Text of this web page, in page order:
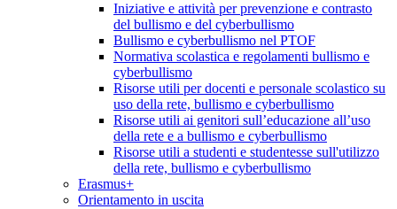
Iniziative e attività per prevenzione e contrasto
del bullismo e del cyberbullismo
Bullismo e cyberbullismo nel PTOF
Normativa scolastica e regolamenti bullismo e
cyberbullismo
Risorse utili per docenti e personale scolastico su
uso della rete, bullismo e cyberbullismo
Risorse utili ai genitori sull’educazione all’uso
della rete e a bullismo e cyberbullismo
Risorse utili a studenti e studentesse sull'utilizzo
della rete, bullismo e cyberbullismo
Erasmus+
Orientamento in uscita